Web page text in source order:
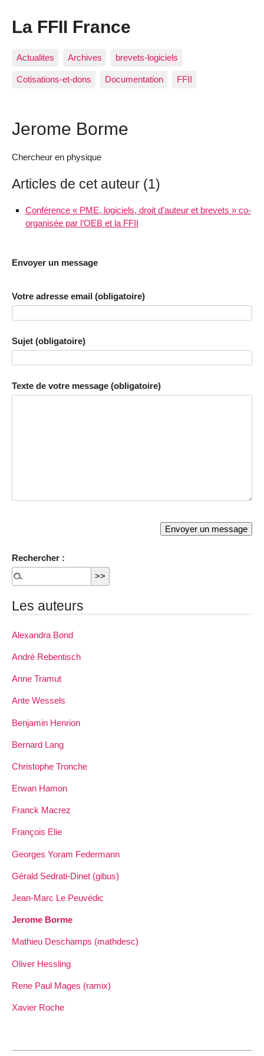
La FFII France
Actualites Archives brevets-logiciels
Cotisations-et-dons Documentation FFII
Jerome Borme
Chercheur en physique
Articles de cet auteur (1)
Conférence « PME, logiciels, droit d’auteur et brevets » co-
organisée par l’OEB et la FFII
Envoyer un message
Votre adresse email (obligatoire)
Sujet (obligatoire)
Texte de votre message (obligatoire)
Rechercher :
Les auteurs
Alexandra Bond
André Rebentisch
Anne Tramut
Ante Wessels
Benjamin Henrion
Bernard Lang
Christophe Tronche
Erwan Hamon
Franck Macrez
François Elie
Georges Yoram Federmann
Gérald Sedrati-Dinet (gibus)
Jean-Marc Le Peuvédic
Jerome Borme
Mathieu Deschamps (mathdesc)
Oliver Hessling
Rene Paul Mages (ramix)
Xavier Roche